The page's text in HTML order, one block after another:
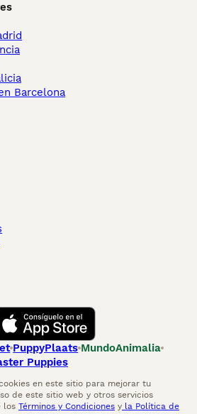
Barcelona
PuppyPlaats MundoAnimalia
Puppies
en este sitio para mejorar tu
de este sitio web y otros servicios
los Términos y Condiciones y la Política de